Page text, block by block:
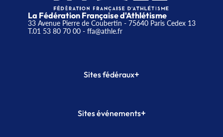
La Fédération Française d'Athlétisme
33 Avenue Pierre de Coubertin - 75640 Paris Cedex 13
T.01 53 80 70 00- ffa@athle.fr
Sites fédéraux+
Plateforme Formation
Sites événements+